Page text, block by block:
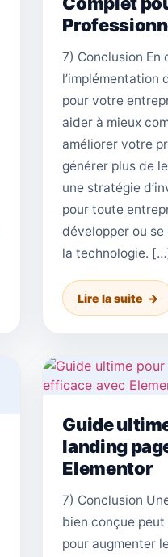
7) Conclusion En
l’implémentation
pour votre
aider à mieux
améliorer votre
générer plus de
une stratégie
pour toute
développer ou
la technologie.
Lire la suite
Guide
landing
Elementor
7) Conclusion
bien conçue
pour augmenter